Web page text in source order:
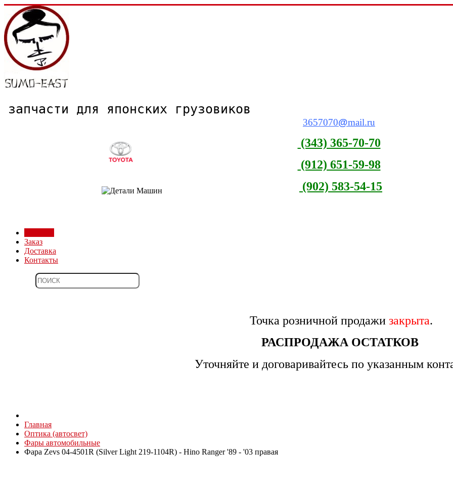
запчасти для японских грузовиков
3657070@mail.ru
(343) 365-70-70
(912) 651-59-98
(902) 583-54-15
Заказ
Доставка
Контакты
Точка розничной продажи закрыта.
РАСПРОДАЖА ОСТАТКОВ
Уточняйте и договаривайтесь по указанным
Главная
Оптика (автосвет)
Фары автомобильные
Фара Zevs 04-4501R (Silver Light 219-1104R) - Hino Ranger '89 - '03 правая